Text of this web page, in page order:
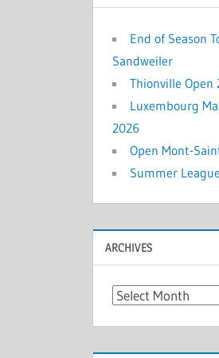
End of Season
Sandweiler
Thionville Open
Luxembourg
2026
Open Mont-
Summer
ARCHIVES
Archives